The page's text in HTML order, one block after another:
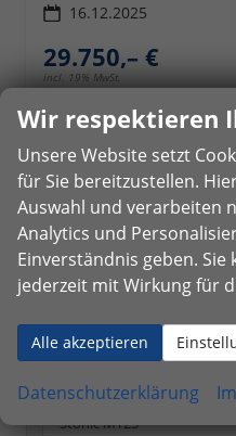
16.12.2025
29.750,– €
incl. 19% MwSt.
CO2 -Klasse:E
2 -Emissionen:
Fahrzeugnr.
NEUWAGEN
K4
K4 Sportswagon
Stonic MY25
Wir respektieren
Unsere Website setzt
für Sie bereitzustellen.
Auswahl und verarbeiten
Analytics und
Einverständnis geben.
jederzeit mit Wirkung für
Alle akzeptieren
Datenschutzerklärung